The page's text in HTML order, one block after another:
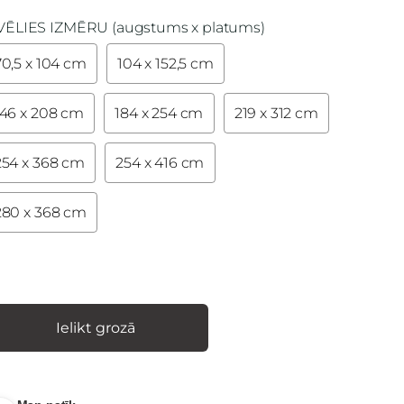
IZMĒRU (augstums x platums)
x 104 cm 104 x 152,5 cm
x 208 cm 184 x 254 cm 219 x 312 cm
x 368 cm 254 x 416 cm
x 368 cm
Ielikt grozā